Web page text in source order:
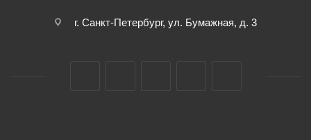
г. Санкт-Петербург, ул. Бумажная, д. 3